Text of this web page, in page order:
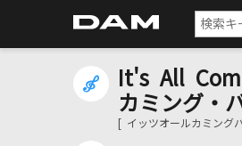
It's All
カミング・
[ イッツオールカミング